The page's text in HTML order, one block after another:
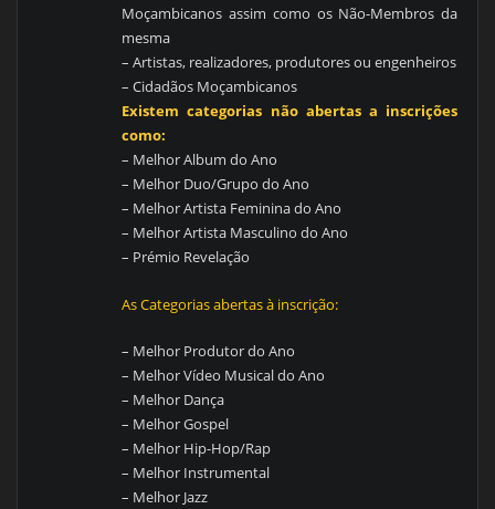
Moçambicanos assim como os Não-Membros da
mesma
– Artistas, realizadores, produtores ou engenheiros
– Cidadãos Moçambicanos
Existem categorias não abertas a inscrições
como:
– Melhor Album do Ano
– Melhor Duo/Grupo do Ano
– Melhor Artista Feminina do Ano
– Melhor Artista Masculino do Ano
– Prémio Revelação
As Categorias abertas à inscrição:
– Melhor Produtor do Ano
– Melhor Vídeo Musical do Ano
– Melhor Dança
– Melhor Gospel
– Melhor Hip-Hop/Rap
– Melhor Instrumental
– Melhor Jazz